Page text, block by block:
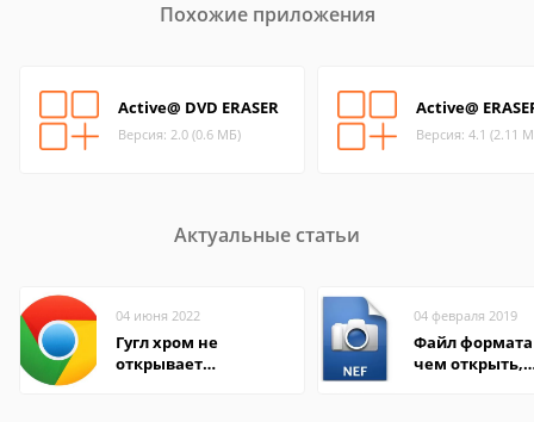
Похожие приложения
Active@ DVD ERASER
Версия: 2.0 (0.6 МБ)
Active@
Версия: 4.1 (2.11
Актуальные статьи
04 июня 2022
Гугл хром не
открывает
04 февраля 2019
Файл формата
чем открыть,